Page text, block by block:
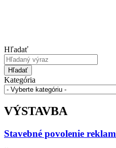
Hľadať
Hľadať
Kategória
VÝSTAVBA
Stavebné povolenie